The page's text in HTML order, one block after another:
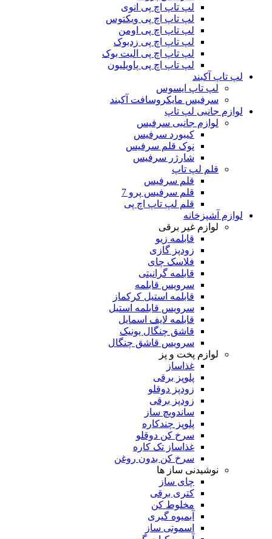
لپ تاپ اچ پی انوی
لپ تاپ اچ پی ویکتوس
لپ تاپ اچ پی اومن
لپ تاپ اچ پی زدبوک
لپ تاپ اچ پی الیت بوک
لپ تاپ اچ پی پاویلیون
لپ تاپ آکبند
لپ تاپ ایسوس
سرفیس مایکروسافت آکبند
لوازم جانبی لپ تاپ
لوازم جانبی سرفیس
کیبورد سرفیس
نوک قلم سرفیس
شارژر سرفیس
قلم لپ تاپ
قلم سرفیس
قلم سرفیس پرو 7
قلم لپ تاپ اچ پی
لوازم آشپزخانه
لوازم غیر برقی
قابلمه زیو
زودپز گازی
فلاسک چای
قابلمه گرانیتی
سرویس قابلمه
قابلمه استیل کرکماز
سرویس قابلمه استیل
قابلمه لایف اسمایل
قاشق چنگال یونیک
سرویس قاشق چنگال
لوازم پخت و پز
غذاساز
پلوپز برقی
زودپز دوقلو
زودپز برقی
ساندویچ ساز
پلوپز چندکاره
سرخ کن دوقلو
غذاساز تک کاره
سرخ کن بدون روغن
نوشیدنی ساز ها
چای ساز
کتری برقی
مخلوط کن
آبمیوه گیری
اسموتی ساز